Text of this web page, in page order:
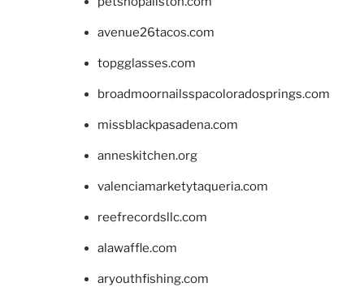
avenue26tacos.com
topgglasses.com
broadmoornailsspacoloradosprings.com
missblackpasadena.com
anneskitchen.org
valenciamarketytaqueria.com
reefrecordsllc.com
alawaffle.com
aryouthfishing.com